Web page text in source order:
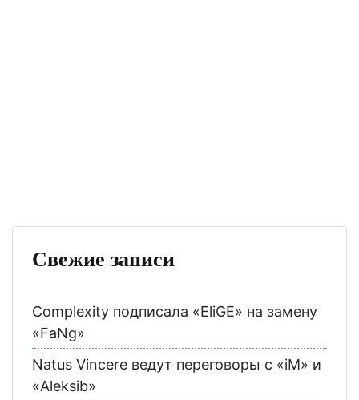
Свежие записи
Complexity подписала «EliGE» на замену
«FaNg»
Natus Vincere ведут переговоры с «iM» и
«Aleksib»